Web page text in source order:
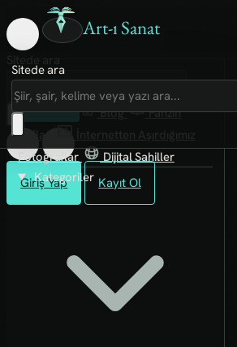
Art-ı Sanat
Giriş Yap Kayıt Ol
Sitede ara
Art-ı Sosyal
İmece
Kütüphane
Blog
Fanzin
Rafları
Fotoğraflar
Dijital Sahiller
Kategoriler